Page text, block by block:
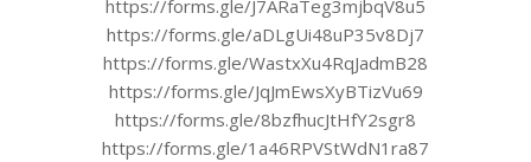
https://forms.gle/J7ARaTeg3mjbqV8u5
https://forms.gle/aDLgUi48uP35v8Dj7
https://forms.gle/WastxXu4RqJadmB28
https://forms.gle/JqJmEwsXyBTizVu69
https://forms.gle/8bzfhucJtHfY2sgr8
https://forms.gle/1a46RPVStWdN1ra87